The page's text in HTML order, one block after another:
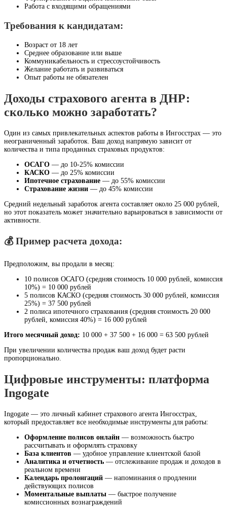
Работа с входящими обращениями
Требования к кандидатам:
Возраст от 18 лет
Среднее образование или выше
Коммуникабельность и стрессоустойчивость
Желание работать и развиваться
Опыт работы не обязателен
Доходы страхового агента в ДНР:
сколько можно заработать?
Один из самых привлекательных аспектов работы в Ингосстрах — это
неограниченный заработок. Ваш доход напрямую зависит от
количества и типа проданных страховых продуктов:
ОСАГО — до 10-25% комиссии
КАСКО — до 25% комиссии
Ипотечное страхование — до 55% комиссии
Страхование жизни — до 45% комиссии
Средний недельный заработок агента составляет около 25 000 рублей,
но этот показатель может значительно варьироваться в зависимости от
активности.
💰 Пример расчета дохода:
Предположим, вы продали в месяц:
10 полисов ОСАГО (средняя стоимость 10 000 рублей, комиссия
10%) = 10 000 рублей
5 полисов КАСКО (средняя стоимость 30 000 рублей, комиссия
25%) = 37 500 рублей
2 полиса ипотечного страхования (средняя стоимость 20 000
рублей, комиссия 40%) = 16 000 рублей
Итого месячный доход: 10 000 + 37 500 + 16 000 = 63 500 рублей
При увеличении количества продаж ваш доход будет расти
пропорционально.
Цифровые инструменты: платформа
Ingogate
Ingogate — это личный кабинет страхового агента Ингосстрах,
который предоставляет все необходимые инструменты для работы:
Оформление полисов онлайн — возможность быстро
рассчитывать и оформлять страховку
База клиентов — удобное управление клиентской базой
Аналитика и отчетность — отслеживание продаж и доходов в
реальном времени
Календарь пролонгаций — напоминания о продлении
действующих полисов
Моментальные выплаты — быстрое получение
комиссионных вознаграждений